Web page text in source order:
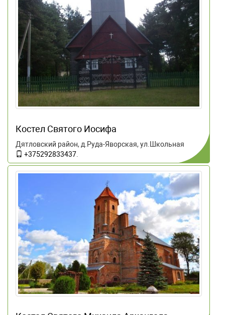
Костел Святого Иосифа
Дятловский район, д.Руда-Яворская, ул.Школьная
+375292833437